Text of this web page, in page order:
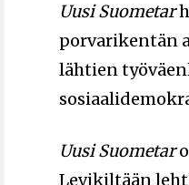
Uusi Suometar
porvarikentän
lähtien
Uusi Suometar
Levikiltään